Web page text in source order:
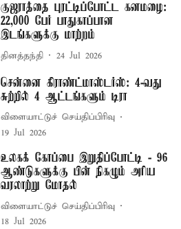
குஜராத்தை புரட்டிப்போட்ட கனமழை:
22,000 பேர் பாதுகாப்பான
இடங்களுக்கு மாற்றம்
தினத்தந்தி 24 Jul 2026
சென்னை கிராண்ட்மாஸ்டர்ஸ்: 4-வது
சுற்றில் 4 ஆட்டங்களும் டிரா
விளையாட்டுச் செய்திப்பிரிவு
19 Jul 2026
உலகக் கோப்பை இறுதிப்போட்டி - 96
ஆண்டுகளுக்கு பின் நிகழும் அரிய
வரலாற்று மோதல்
விளையாட்டுச் செய்திப்பிரிவு
18 Jul 2026